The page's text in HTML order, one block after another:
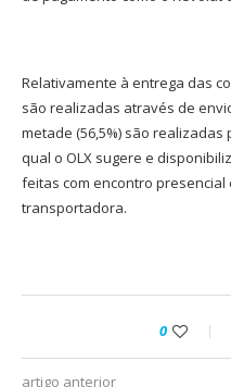
Relativamente à entrega das
são realizadas através de
metade (56,5%) são
qual o OLX sugere e
feitas com encontro presencial
transportadora.
0
artigo anterior